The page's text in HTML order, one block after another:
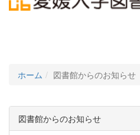
ホーム 図書館からのお知らせ
図書館からのお知らせ